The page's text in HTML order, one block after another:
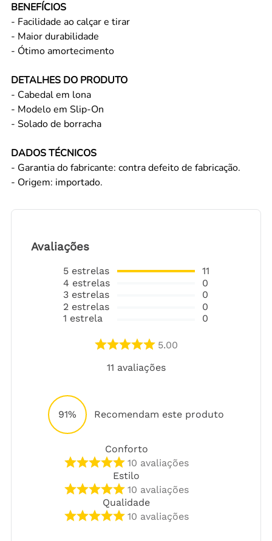
BENEFÍCIOS
- Facilidade ao calçar e tirar
- Maior durabilidade
- Ótimo amortecimento
DETALHES DO PRODUTO
- Cabedal em lona
- Modelo em Slip-On
- Solado de borracha
DADOS TÉCNICOS
- Garantia do fabricante: contra defeito de fabricação.
- Origem: importado.
Avaliações
5 estrelas
4 estrelas
3 estrelas
2 estrelas
1 estrela
11
0
0
0
0
5.00
11 avaliações
91% Recomendam este produto
Conforto
10 avaliações
Estilo
10 avaliações
Qualidade
10 avaliações